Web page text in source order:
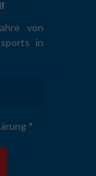
von
in
*